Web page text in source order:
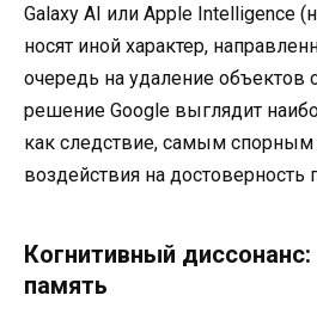
Galaxy AI или Apple Intelligence
носят иной характер,
очередь на удаление объектов
решение Google выглядит
как следствие, самым спорным
воздействия на достоверность
Когнитивный
память